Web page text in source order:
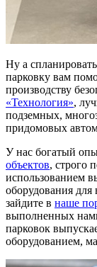
Ну а
парковку вам
производству
«Технология»,
подземных,
придомовых
У нас богатый
объектов, строго
использованием
оборудования
зайдите в наше
выполненных
парковок
оборудованием,